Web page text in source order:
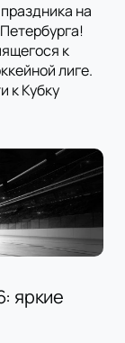
на
к
лиге.
к Кубку
яркие